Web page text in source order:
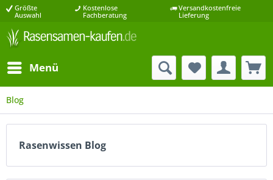
Größte
Auswahl
Kostenlose
Fachberatung
Versandkostenfreie
Lieferung
Menü
Blog
Rasenwissen Blog